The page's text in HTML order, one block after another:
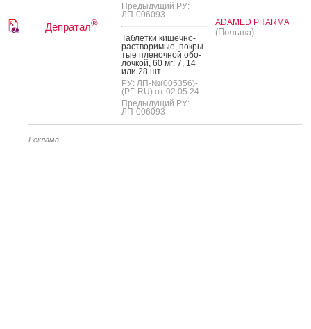
Депратал®
Предыдущий РУ:
ЛП-006093
Таб­летки ки­шеч­но­
рас­тво­римые, пок­ры­
тые пле­ноч­ной обо­
лоч­кой, 60 мг: 7, 14
или 28 шт.
РУ: ЛП-№(005356)-
(РГ-RU) от 02.05.24
Предыдущий РУ:
ЛП-006093
ADAMED PHARMA
(Польша)
Реклама